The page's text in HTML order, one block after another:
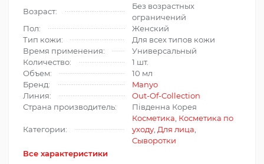
Возраст:
Без возрастных
ограничений
Пол:
Женский
Тип кожи:
Для всех типов кожи
Время применения:
Универсальный
Количество:
1 шт.
Объем:
10 мл
Бренд:
Manyo
Линия:
Out-Of-Collection
Страна производитель:
Південна Корея
Категории:
Косметика Косметика по
уходу Для лица
Сыворотки
Все характеристики